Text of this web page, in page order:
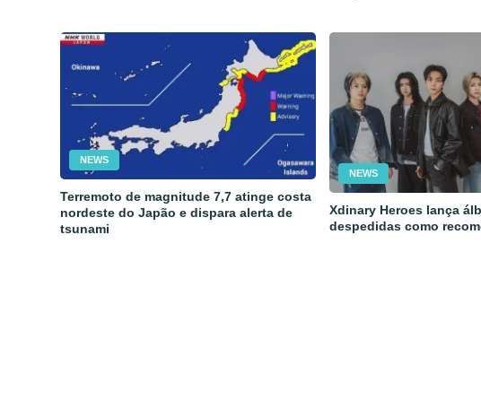
NEWS
Terremoto de magnitude 7,7 atinge costa
nordeste do Japão e dispara alerta de
tsunami
NEWS
Xdinary Heroes lança
despedidas como